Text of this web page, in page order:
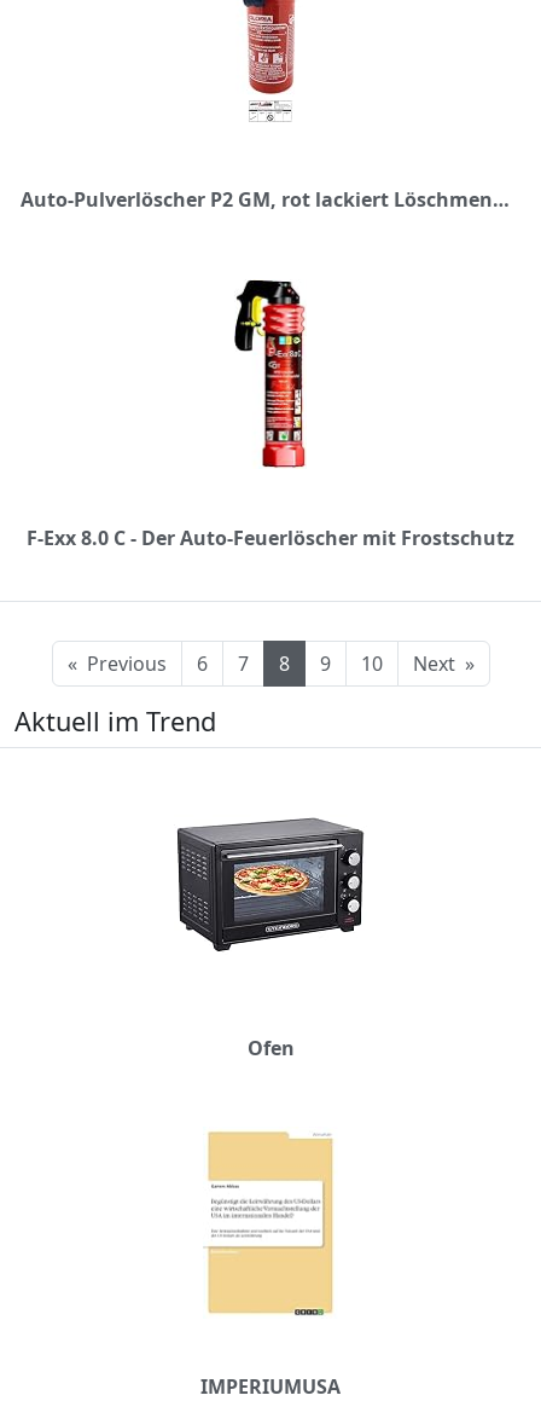
Auto-Pulverlöscher P2 GM, rot lackiert Löschmenge 2 kg Brandklasse A,B,C
F-Exx 8.0 C - Der Auto-Feuerlöscher mit Frostschutz
« Previous 6 7 8 9 10 Next »
Aktuell im Trend
Ofen
IMPERIUMUSA